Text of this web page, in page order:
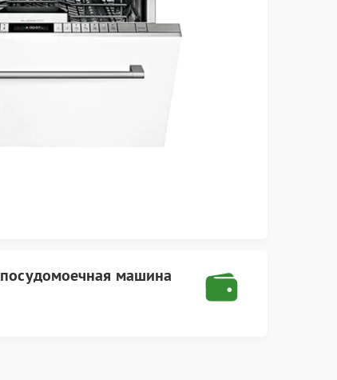
посудомоечная машина